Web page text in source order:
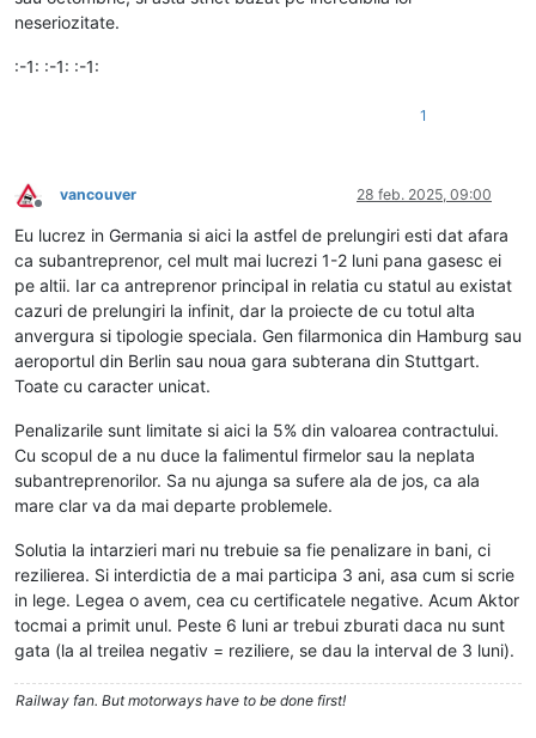
neseriozitate.
:-1: :-1: :-1:
1
Deconectat
vancouver 28 feb. 2025, 09:00
Eu lucrez in Germania si aici la astfel de prelungiri esti dat afara
ca subantreprenor, cel mult mai lucrezi 1-2 luni pana gasesc ei
pe altii. Iar ca antreprenor principal in relatia cu statul au existat
cazuri de prelungiri la infinit, dar la proiecte de cu totul alta
anvergura si tipologie speciala. Gen filarmonica din Hamburg sau
aeroportul din Berlin sau noua gara subterana din Stuttgart.
Toate cu caracter unicat.
Penalizarile sunt limitate si aici la 5% din valoarea contractului.
Cu scopul de a nu duce la falimentul firmelor sau la neplata
subantreprenorilor. Sa nu ajunga sa sufere ala de jos, ca ala
mare clar va da mai departe problemele.
Solutia la intarzieri mari nu trebuie sa fie penalizare in bani, ci
rezilierea. Si interdictia de a mai participa 3 ani, asa cum si scrie
in lege. Legea o avem, cea cu certificatele negative. Acum Aktor
tocmai a primit unul. Peste 6 luni ar trebui zburati daca nu sunt
gata (la al treilea negativ = reziliere, se dau la interval de 3 luni).
Railway fan. But motorways have to be done first!